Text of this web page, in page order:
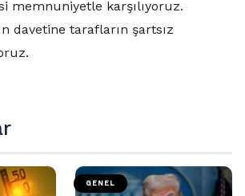
memnuniyetle karşılıyoruz.
davetine tarafların şartsız
GENEL